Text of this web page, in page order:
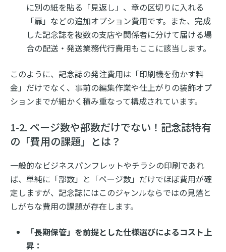
に別の紙を貼る「見返し」、章の区切りに入れる
「扉」などの追加オプション費用です。また、完成
した記念誌を複数の支店や関係者に分けて届ける場
合の配送・発送業務代行費用もここに該当します。
このように、記念誌の発注費用は「印刷機を動かす料
金」だけでなく、事前の編集作業や仕上がりの装飾オプ
ションまでが細かく積み重なって構成されています。
1-2. ページ数や部数だけでない！記念誌特有
の「費用の課題」とは？
一般的なビジネスパンフレットやチラシの印刷であれ
ば、単純に「部数」と「ページ数」だけでほぼ費用が確
定しますが、記念誌にはこのジャンルならではの見落と
しがちな費用の課題が存在します。
「長期保管」を前提とした仕様選びによるコスト上
昇：